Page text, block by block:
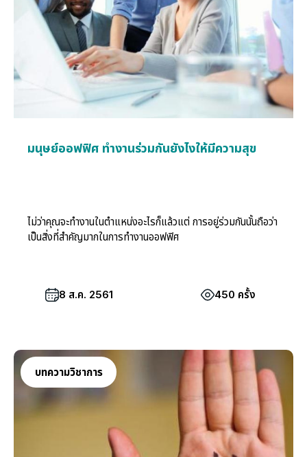
มนุษย์ออฟฟิศ ทำงานร่วมกันยังไงให้มีความสุข
ไม่ว่าคุณจะทำงานในตำแหน่งอะไรก็แล้วแต่ การอยู่ร่วมกันนั้นถือว่า
เป็นสิ่งที่สำคัญมากในการทำงานออฟฟิศ
8 ส.ค. 2561 450 ครั้ง
บทความวิชาการ